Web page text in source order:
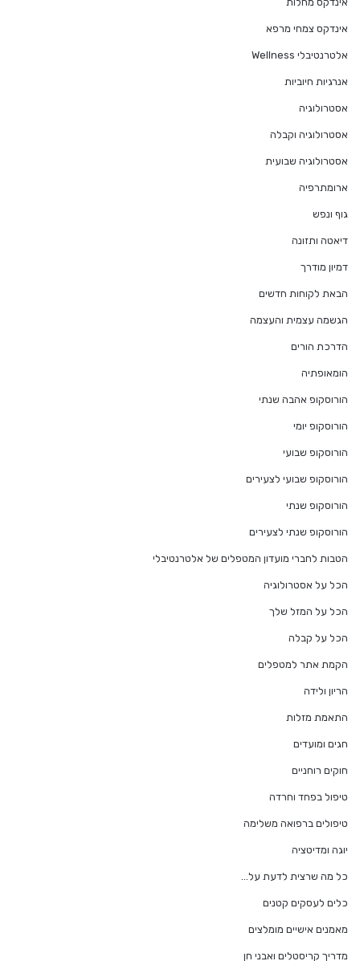
אינדקס צמחי מרפא
אלטרנטיבלי Wellness
אנרגיות חיוביות
אסטרולוגיה
אסטרולוגיה וקבלה
אסטרולוגיה שבועית
ארומתרפיה
גוף ונפש
דיאטה ותזונה
דמיון מודרך
הבאת לקוחות חדשים
הגשמה עצמית והעצמה
הדרכת הורים
הומאופתיה
הורוסקופ אהבה שנתי
הורוסקופ יומי
הורוסקופ שבועי
הורוסקופ שבועי לצעירים
הורוסקופ שנתי
הורוסקופ שנתי לצעירים
הטבות לחברי מועדון המטפלים של אלטרנטיבלי
הכל על אסטרולוגיה
הכל על המזל שלך
הכל על קבלה
הקמת אתר למטפלים
הריון ולידה
התאמת מזלות
חגים ומועדים
חוקים רוחניים
טיפול בפחד וחרדה
טיפולים ברפואה משלימה
יוגה ומדיטציה
כל מה שרצית לדעת על…
כלים לעסקים קטנים
מאמנים אישיים מומלצים
מדריך קריסטלים ואבני חן